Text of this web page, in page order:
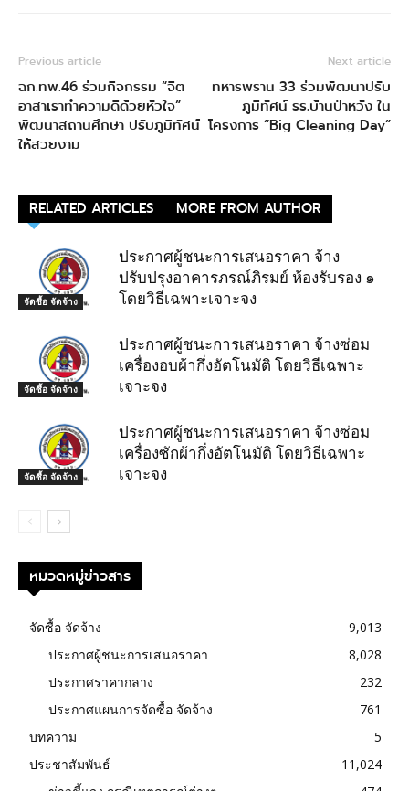
Previous article
ฉก.ทพ.46 ร่วมกิจกรรม “จิต
อาสาเราทำความดีด้วยหัวใจ”
พัฒนาสถานศึกษา ปรับภูมิทัศน์
ให้สวยงาม
Next article
ทหารพราน 33 ร่วมพัฒนาปรับ
ภูมิทัศน์ รร.บ้านป่าหวัง ใน
โครงการ “Big Cleaning Day”
RELATED ARTICLES MORE FROM AUTHOR
จัดซื้อ จัดจ้าง
ประกาศผู้ชนะการเสนอราคา จ้าง
ปรับปรุงอาคารภรณ์ภิรมย์ ห้องรับรอง ๑
โดยวิธีเฉพาะเจาะจง
จัดซื้อ จัดจ้าง
ประกาศผู้ชนะการเสนอราคา จ้างซ่อม
เครื่องอบผ้ากึ่งอัตโนมัติ โดยวิธีเฉพาะ
เจาะจง
จัดซื้อ จัดจ้าง
ประกาศผู้ชนะการเสนอราคา จ้างซ่อม
เครื่องซักผ้ากึ่งอัตโนมัติ โดยวิธีเฉพาะ
เจาะจง
หมวดหมู่ข่าวสาร
จัดซื้อ จัดจ้าง
9,013
ประกาศผู้ชนะการเสนอราคา
8,028
ประกาศราคากลาง
232
ประกาศแผนการจัดซื้อ จัดจ้าง
761
บทความ
5
ประชาสัมพันธ์
11,024